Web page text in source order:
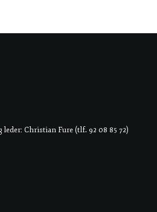
leder: Christian Fure (tlf. 92 08 85 72)